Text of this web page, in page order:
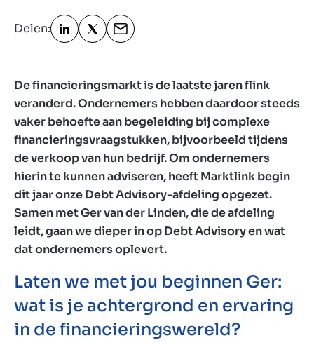
Over ons
Delen:
De financieringsmarkt is de laatste jaren flink
veranderd. Ondernemers hebben daardoor steeds
vaker behoefte aan begeleiding bij complexe
financieringsvraagstukken, bijvoorbeeld tijdens
de verkoop van hun bedrijf. Om ondernemers
hierin te kunnen adviseren, heeft Marktlink begin
dit jaar onze Debt Advisory-afdeling opgezet.
Samen met Ger van der Linden, die de afdeling
leidt, gaan we dieper in op Debt Advisory en wat
dat ondernemers oplevert.
Laten we met jou beginnen Ger:
wat is je achtergrond en ervaring
in de financieringswereld?